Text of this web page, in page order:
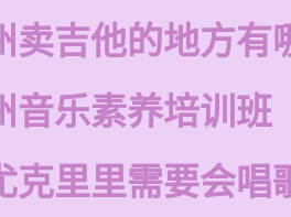
卖吉他的地方有
音乐素养培训班
克里里需要会唱